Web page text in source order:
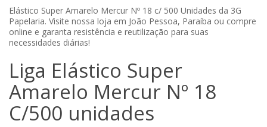
Elástico Super Amarelo Mercur Nº 18 c/ 500 Unidades da 3G
Papelaria. Visite nossa loja em João Pessoa, Paraíba ou compre
online e garanta resistência e reutilização para suas
necessidades diárias!
Liga Elástico Super
Amarelo Mercur Nº 18
C/500 unidades